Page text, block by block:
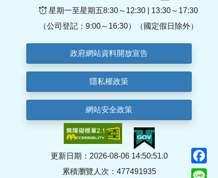
星期一至星期五8:30～12:30 | 13:30～17:30
（公司登記：9:00～16:30）（國定假日除外）
政府網站資料開放宣告
隱私權政策
網站安全政策
更新日期：2026-08-06 14:50:51.0
累積瀏覽人次：477491935